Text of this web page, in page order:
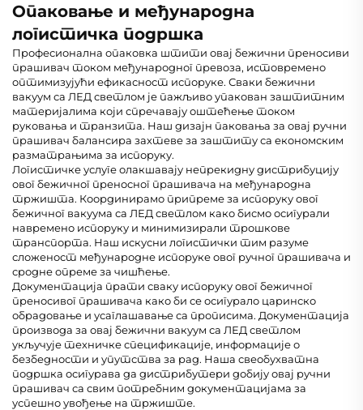
Опаковање и међународна
логистичка подршка
Професионална опаковка штити овај бежични преносиви
прашивач током међународног превоза, истовремено
оптимизујући ефикасност испоруке. Сваки бежични
вакуум са ЛЕД светлом је пажљиво упакован заштитним
материјалима који спречавају оштећење током
руковања и транзита. Наш дизајн паковања за овај ручни
прашивач балансира захтеве за заштиту са економским
разматрањима за испоруку.
Логистичке услуге олакшавају непрекидну дистрибуцију
овог бежичног преносног прашивача на међународна
тржишта. Координирамо припреме за испоруку овог
бежичног вакуума са ЛЕД светлом како бисмо осигурали
навремено испоруку и минимизирали трошкове
транспорта. Наш искусни логистички тим разуме
сложеност међународне испоруке овог ручног прашивача и
сродне опреме за чишћење.
Документација прати сваку испоруку овог бежичног
преносивог прашивача како би се осигурало царинско
обрадовање и усаглашавање са прописима. Документација
производа за овај бежични вакуум са ЛЕД светлом
укључује техничке спецификације, информације о
безбедности и упутства за рад. Наша свеобухватна
подршка осигурава да дистрибутери добију овај ручни
прашивач са свим потребним документацијама за
успешно увођење на тржиште.